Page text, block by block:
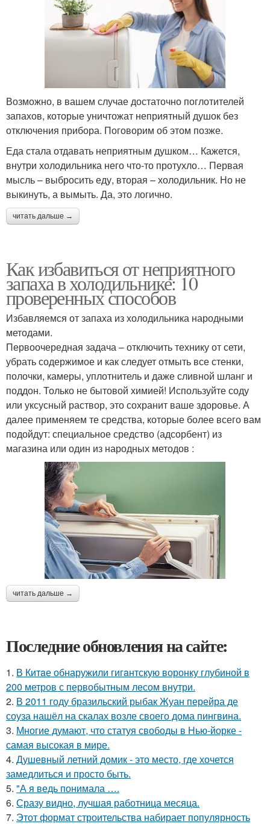
Возможно, в вашем случае достаточно поглотителей
запахов, которые уничтожат неприятный душок без
отключения прибора. Поговорим об этом позже.
Еда стала отдавать неприятным душком… Кажется,
внутри холодильника него что-то протухло… Первая
мысль – выбросить еду, вторая – холодильник. Но не
выкинуть, а вымыть. Да, это логично.
читать дальше →
Как избавиться от неприятного
запаха в холодильнике: 10
проверенных способов
Избавляемся от запаха из холодильника народными
методами.
Первоочередная задача – отключить технику от сети,
убрать содержимое и как следует отмыть все стенки,
полочки, камеры, уплотнитель и даже сливной шланг и
поддон. Только не бытовой химией! Используйте соду
или уксусный раствор, это сохранит ваше здоровье. А
далее применяем те средства, которые более всего вам
подойдут: специальное средство (адсорбент) из
магазина или один из народных методов :
читать дальше →
Последние обновления на сайте:
1. В Китaе обнаружили гигaнтскую воронку глубиной в
200 метров с первобытным лесом внутри.
2. В 2011 году бразильский рыбак Жуан перейра де
соуза нашёл на скалах возле своего дома пингвина.
3. Многие думают, что статуя свободы в Нью-йорке -
самая высокая в мире.
4. Душевный летний домик - это место, где хочется
замедлиться и просто быть.
5. "А я ведь понимала ….
6. Сразу видно, лучшая работница месяца.
7. Этот формат строительства набирает популярность